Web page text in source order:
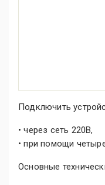
Подключить
• через сеть 220В,
• при помощи
Основные